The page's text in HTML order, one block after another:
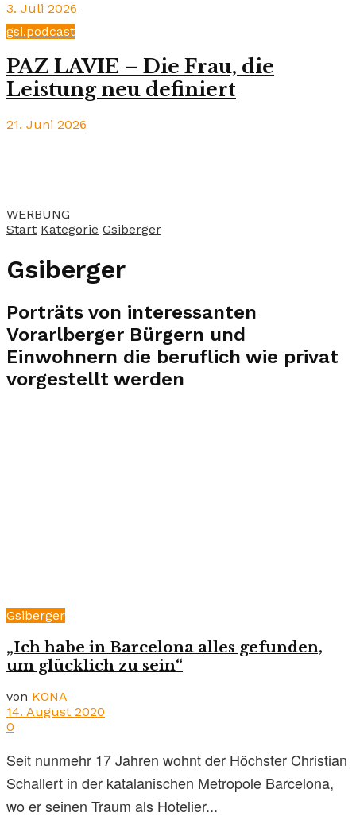
3. Juli 2026
gsi.podcast
PAZ LAVIE – Die Frau, die
Leistung neu definiert
21. Juni 2026
WERBUNG
Start Kategorie Gsiberger
Gsiberger
Porträts von interessanten
Vorarlberger Bürgern und
Einwohnern die beruflich wie privat
vorgestellt werden
Gsiberger
„Ich habe in Barcelona alles gefunden,
um glücklich zu sein“
von KONA
14. August 2020
0
Seit nunmehr 17 Jahren wohnt der Höchster Christian
Schallert in der katalanischen Metropole Barcelona,
wo er seinen Traum als Hotelier...